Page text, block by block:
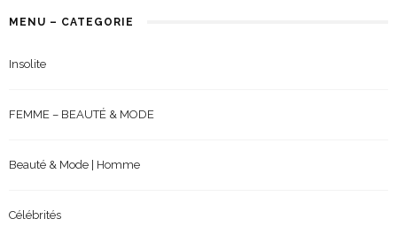
MENU – CATEGORIE
Insolite
FEMME – BEAUTÉ & MODE
Beauté & Mode | Homme
Célébrités